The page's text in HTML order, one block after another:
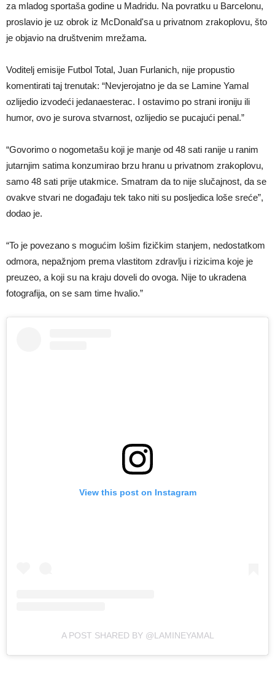
za mladog sportaša godine u Madridu. Na povratku u Barcelonu,
proslavio je uz obrok iz McDonald'sa u privatnom zrakoplovu, što
je objavio na društvenim mrežama.
Voditelj emisije Futbol Total, Juan Furlanich, nije propustio
komentirati taj trenutak: “Nevjerojatno je da se Lamine Yamal
ozlijedio izvodeći jedanaesterac. I ostavimo po strani ironiju ili
humor, ovo je surova stvarnost, ozlijedio se pucajući penal.”
“Govorimo o nogometašu koji je manje od 48 sati ranije u ranim
jutarnjim satima konzumirao brzu hranu u privatnom zrakoplovu,
samo 48 sati prije utakmice. Smatram da to nije slučajnost, da se
ovakve stvari ne događaju tek tako niti su posljedica loše sreće”,
dodao je.
“To je povezano s mogućim lošim fizičkim stanjem, nedostatkom
odmora, nepažnjom prema vlastitom zdravlju i rizicima koje je
preuzeo, a koji su na kraju doveli do ovoga. Nije to ukradena
fotografija, on se sam time hvalio.”
View this post on Instagram
A POST SHARED BY @LAMINEYAMAL